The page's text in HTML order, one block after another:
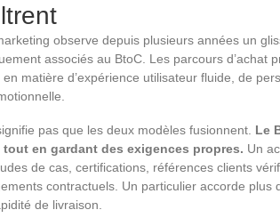
observe depuis plusieurs années un
associés au BtoC. Les parcours d’achat
matière d’expérience utilisateur fluide, de
pas que les deux modèles fusionnent. Le
tout en gardant des exigences propres. Un
de cas, certifications, références clients
contractuels. Un particulier accorde plus
de livraison.